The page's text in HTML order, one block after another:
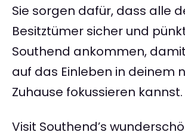
Sie sorgen dafür, dass alle
Besitztümer sicher und
Southend ankommen,
auf das Einleben in deinem
Zuhause fokussieren kannst.
Visit Southend’s